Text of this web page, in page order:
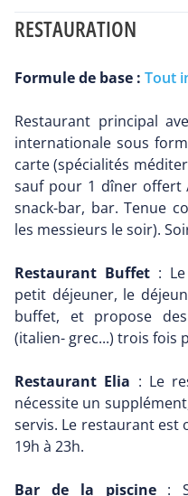
RESTAURATION
Formule de base : Tout
Restaurant principal
internationale sous
carte (spécialités
sauf pour 1 dîner offert
snack-bar, bar. Tenue
les messieurs le soir).
Restaurant Buffet :
petit déjeuner, le
buffet, et propose
(italien- grec...) trois fois
Restaurant Elia : Le
nécessite un
servis. Le restaurant est
19h à 23h.
Bar de la piscine: